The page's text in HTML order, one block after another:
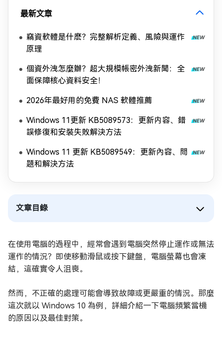
最新文章
竊資軟體是什麽？完整解析定義、風險與運作
原理
個資外洩怎麼辦？超大規模帳密外洩新聞：全
面保障核心資料安全！
2026年最好用的免費 NAS 軟體推薦
Windows 11更新 KB5089573：更新内容、錯
誤修復和安裝失敗解決方法
Windows 11 更新 KB5089549：更新內容、問
題和解決方法
文章目錄
在使用電腦的過程中，經常會遇到電腦突然停止運作或無法
運作的情況？即使移動滑鼠或按下鍵盤，電腦螢幕也會凍
結，這確實令人沮喪。
然而，不正確的處理可能會導致故障或更嚴重的情況。那麼
這次就以 Windows 10 為例，詳細介紹一下電腦頻繁當機
的原因以及最佳對策。